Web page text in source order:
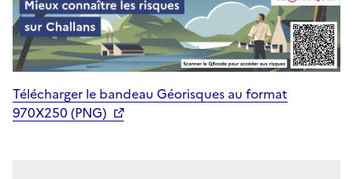
Télécharger le bandeau Géorisques au format
970X250 (PNG)